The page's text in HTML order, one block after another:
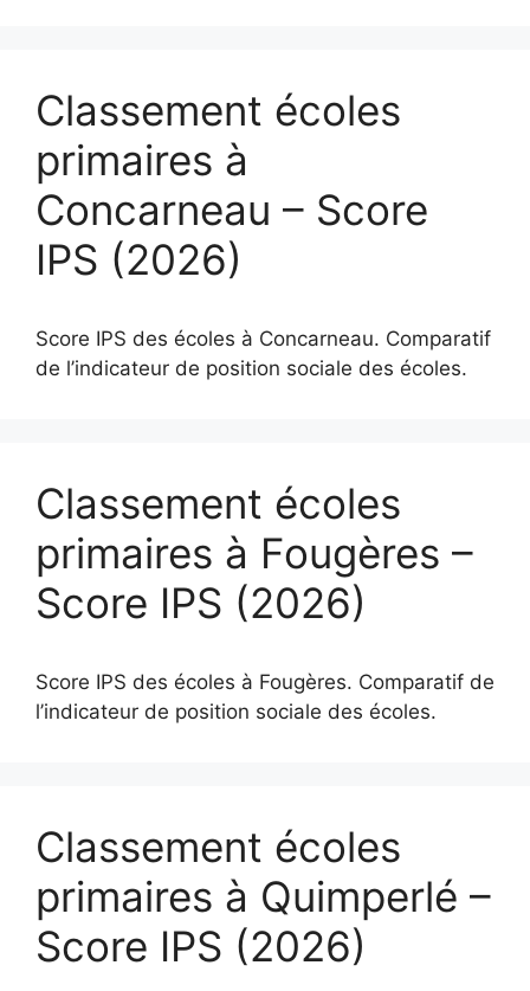
Classement écoles
primaires à
Concarneau – Score
IPS (2026)
Score IPS des écoles à Concarneau. Comparatif
de l’indicateur de position sociale des écoles.
Classement écoles
primaires à Fougères –
Score IPS (2026)
Score IPS des écoles à Fougères. Comparatif de
l’indicateur de position sociale des écoles.
Classement écoles
primaires à Quimperlé –
Score IPS (2026)